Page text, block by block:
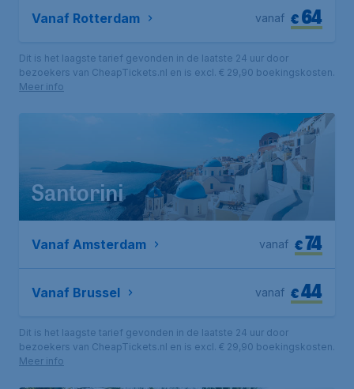
Vanaf Rotterdam €64
vanaf
Dit is het laagste tarief gevonden in de laatste 24 uur door
bezoekers van CheapTickets.nl en is excl. € 29,90 boekingskosten.
Meer info
Santorini
Vanaf Amsterdam €74
vanaf
Vanaf Brussel €44
vanaf
Dit is het laagste tarief gevonden in de laatste 24 uur door
bezoekers van CheapTickets.nl en is excl. € 29,90 boekingskosten.
Meer info